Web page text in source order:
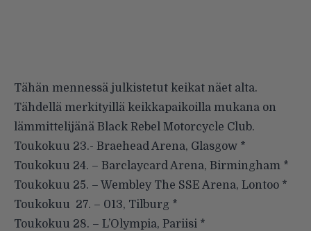
Tähän mennessä julkistetut keikat näet alta.
Tähdellä merkityillä keikkapaikoilla mukana on
lämmittelijänä Black Rebel Motorcycle Club.
Toukokuu 23.- Braehead Arena, Glasgow *
Toukokuu 24. – Barclaycard Arena, Birmingham *
Toukokuu 25. – Wembley The SSE Arena, Lontoo *
Toukokuu 27. – 013, Tilburg *
Toukokuu 28. – L’Olympia, Pariisi *